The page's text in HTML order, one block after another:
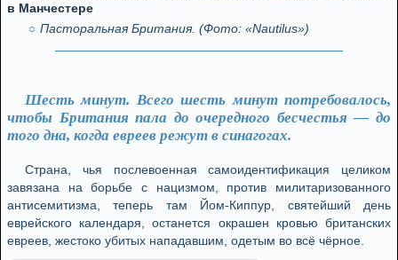
в Манчестере
Пасторальная Британия. (Фото: «Nautilus»)
Шесть минут. Всего шесть минут потребовалось,
чтобы Британия пала до очередного бесчестья — до
того дна, когда евреев режут в синагогах.
Страна, чья послевоенная самоидентификация целиком
завязана на борьбе с нацизмом, против милитаризованного
антисемитизма, теперь там Йом-Киппур, святейший день
еврейского календаря, останется окрашен кровью британских
евреев, жестоко убитых нападавшим, одетым во всё чёрное.